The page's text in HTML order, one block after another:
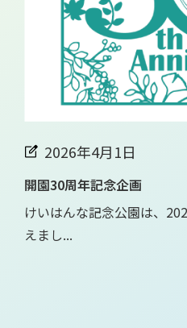
2026年4月1日
開園30周年記念企画
けいはんな記念公園は、
えまし...